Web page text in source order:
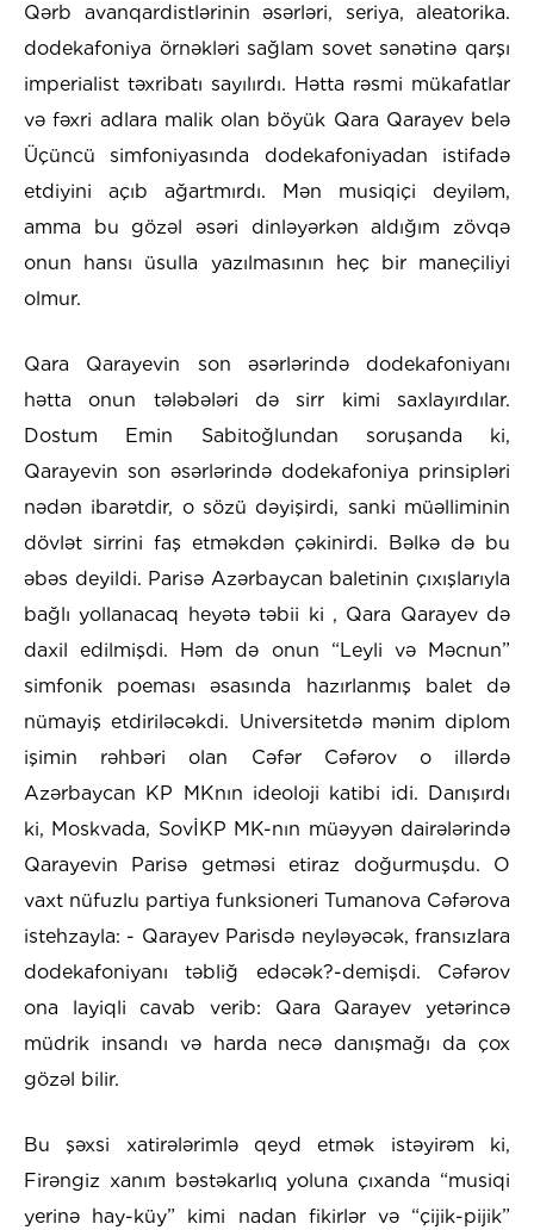
Qərb avanqardistlərinin əsərləri, seriya, aleatorika.
dodekafoniya örnəkləri sağlam sovet sənətinə qarşı
imperialist təxribatı sayılırdı. Hətta rəsmi mükafatlar
və fəxri adlara malik olan böyük Qara Qarayev belə
Üçüncü simfoniyasında dodekafoniyadan istifadə
etdiyini açıb ağartmırdı. Mən musiqiçi deyiləm,
amma bu gözəl əsəri dinləyərkən aldığım zövqə
onun hansı üsulla yazılmasının heç bir maneçiliyi
olmur.
Qara Qarayevin son əsərlərində dodekafoniyanı
hətta onun tələbələri də sirr kimi saxlayırdılar.
Dostum Emin Sabitoğlundan soruşanda ki,
Qarayevin son əsərlərində dodekafoniya prinsipləri
nədən ibarətdir, o sözü dəyişirdi, sanki müəlliminin
dövlət sirrini faş etməkdən çəkinirdi. Bəlkə də bu
əbəs deyildi. Parisə Azərbaycan baletinin çıxışlarıyla
bağlı yollanacaq heyətə təbii ki , Qara Qarayev də
daxil edilmişdi. Həm də onun “Leyli və Məcnun”
simfonik poeması əsasında hazırlanmış balet də
nümayiş etdiriləcəkdi. Universitetdə mənim diplom
işimin rəhbəri olan Cəfər Cəfərov o illərdə
Azərbaycan KP MKnın ideoloji katibi idi. Danışırdı
ki, Moskvada, SovİKP MK-nın müəyyən dairələrində
Qarayevin Parisə getməsi etiraz doğurmuşdu. O
vaxt nüfuzlu partiya funksioneri Tumanova Cəfərova
istehzayla: - Qarayev Parisdə neyləyəcək, fransızlara
dodekafoniyanı təbliğ edəcək?-demişdi. Cəfərov
ona layiqli cavab verib: Qara Qarayev yetərincə
müdrik insandı və harda necə danışmağı da çox
gözəl bilir.
Bu şəxsi xatirələrimlə qeyd etmək istəyirəm ki,
Firəngiz xanım bəstəkarlıq yoluna çıxanda “musiqi
yerinə hay-küy” kimi nadan fikirlər və “çijik-pijik”